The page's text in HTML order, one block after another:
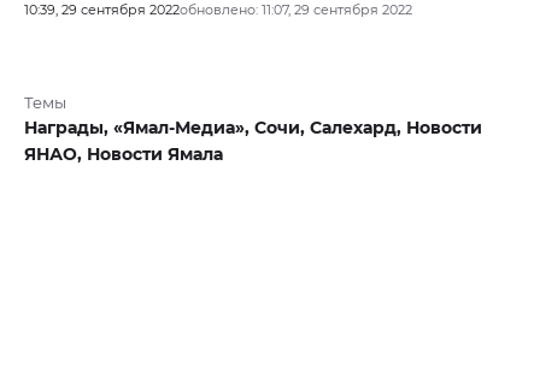
10:39, 29 сентября 2022обновлено: 11:07, 29 сентября 2022
Темы
Награды, «Ямал-Медиа», Сочи, Салехард, Новости
ЯНАО, Новости Ямала